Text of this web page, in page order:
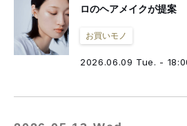
ロのヘアメイクが提案
お買いモノ
2026.06.09 Tue. -